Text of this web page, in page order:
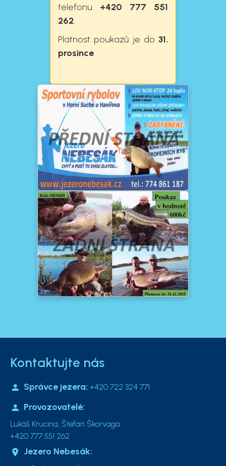
telefonu +420 777 551
262.
Platnost poukazů je do 31.
prosince.
Kontaktujte nás
Správce jezera: +420 722 324 771
Provozovatelé:
Lukáš Krucina, Štefan Škorvaga
+420 777 551 262
Jezero Nebesák: